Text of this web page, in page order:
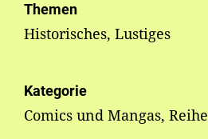
Themen
Historisches, Lustiges
Kategorie
Comics und Mangas, Reihe